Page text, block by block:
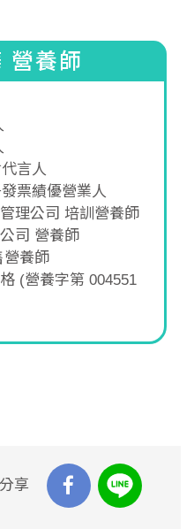
營養師
言人
票績優營業人
理公司 培訓營養師
司 營養師
營養師
(營養字第 004551
享